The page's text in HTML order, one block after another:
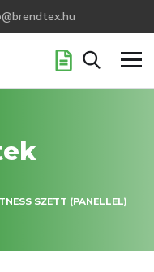
SZETT (PANELLEL)